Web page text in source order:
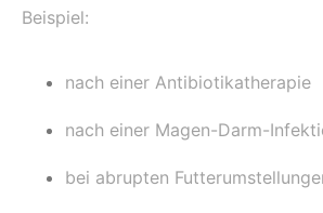
Beispiel:
nach einer Antibiotikatherapie
nach einer Magen-Darm-
bei abrupten